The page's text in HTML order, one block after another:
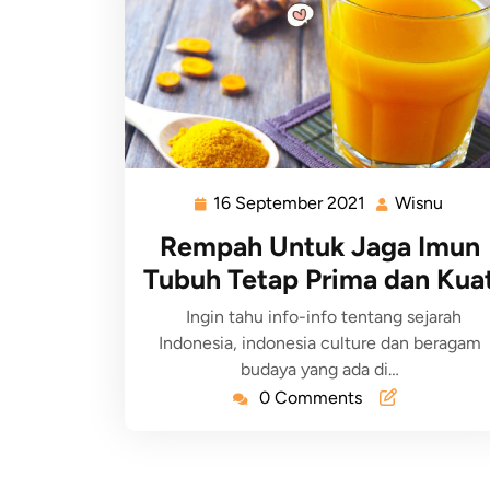
16 September 2021 Wisnu
Rempah Untuk Jaga Imun
Tubuh Tetap Prima dan
Ingin tahu info-info tentang sejarah
Indonesia, indonesia culture dan beragam
budaya yang ada di…
0 Comments